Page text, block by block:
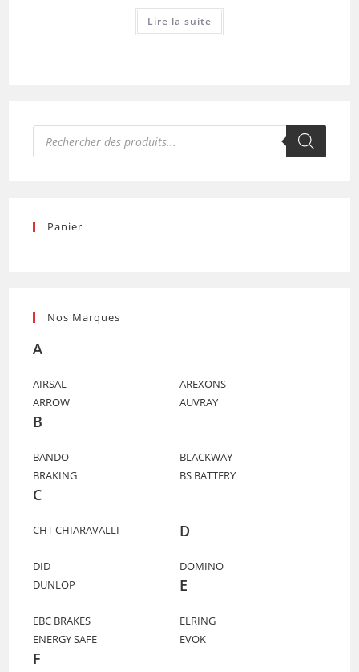
Lire la suite
Recherche
produits
Panier
Nos Marques
A
AIRSAL
AREXONS
ARROW
AUVRAY
B
BANDO
BLACKWAY
BRAKING
BS BATTERY
C
CHT CHIARAVALLI D
DID
DOMINO
DUNLOP
E
EBC BRAKES
ELRING
ENERGY SAFE
EVOK
F